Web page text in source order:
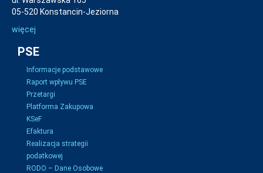
05-520 Konstancin-Jeziorna
więcej
PSE
Informacje podstawowe
Raport wpływu PSE
Przetargi
Platforma Zakupowa
KSeF
Efaktura
Realizacja strategii
podatkowej
RODO – Dane Osobowe